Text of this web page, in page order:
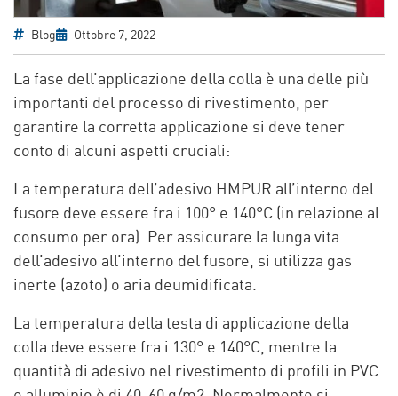
Blog Ottobre 7, 2022
La fase dell’applicazione della colla è una delle più
importanti del processo di rivestimento, per
garantire la corretta applicazione si deve tener
conto di alcuni aspetti cruciali:
La temperatura dell’adesivo HMPUR all’interno del
fusore deve essere fra i 100° e 140°C (in relazione al
consumo per ora). Per assicurare la lunga vita
dell’adesivo all’interno del fusore, si utilizza gas
inerte (azoto) o aria deumidificata.
La temperatura della testa di applicazione della
colla deve essere fra i 130° e 140°C, mentre la
quantità di adesivo nel rivestimento di profili in PVC